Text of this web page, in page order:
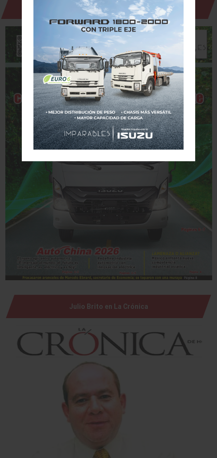
Revista Digital
Julio Brito en La Crónica